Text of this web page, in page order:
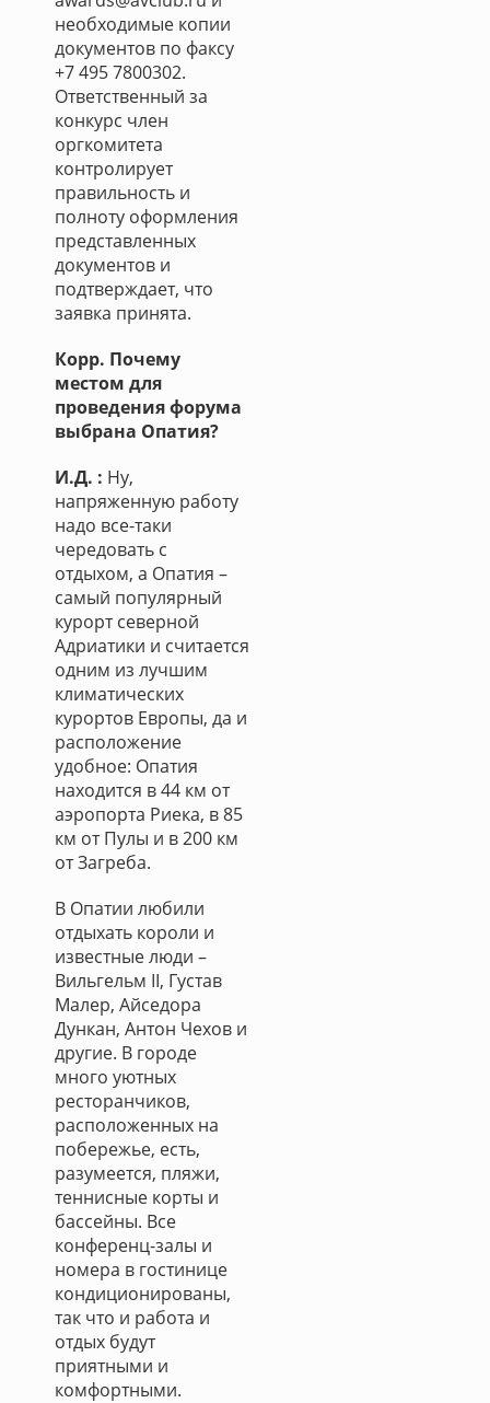
необходимые копии
документов по факсу
+7 495 7800302.
Ответственный за
конкурс член
оргкомитета
контролирует
правильность и
полноту оформления
представленных
документов и
подтверждает, что
заявка принята.
Корр. Почему
местом для
проведения форума
выбрана Опатия?
И.Д. : Ну,
напряженную работу
надо все-таки
чередовать с
отдыхом, а Опатия –
самый популярный
курорт северной
Адриатики и считается
одним из лучшим
климатических
курортов Европы, да и
расположение
удобное: Опатия
находится в 44 км от
аэропорта Риека, в 85
км от Пулы и в 200 км
от Загреба.
В Опатии любили
отдыхать короли и
известные люди –
Вильгельм II, Густав
Малер, Айседора
Дункан, Антон Чехов и
другие. В городе
много уютных
ресторанчиков,
расположенных на
побережье, есть,
разумеется, пляжи,
теннисные корты и
бассейны. Все
конференц-залы и
номера в гостинице
кондиционированы,
так что и работа и
отдых будут
приятными и
комфортными.